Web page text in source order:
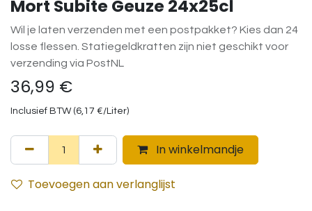
Mort Subite Geuze 24x25cl
Wil je laten verzenden met een postpakket? Kies dan 24
losse flessen. Statiegeldkratten zijn niet geschikt voor
verzending via PostNL
36,99 €
Inclusief BTW (6,17 €/Liter)
In winkelmandje
Toevoegen aan verlanglijst